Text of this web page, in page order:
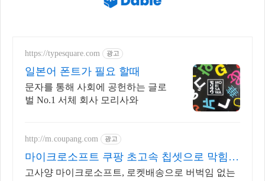
https://typesquare.com 광고
일본어 폰트가 필요 할때
문자를 통해 사회에 공헌하는 글로
벌 No.1 서체 회사 모리사와
http://m.coupang.com 광고
마이크로소프트 쿠팡 초고속 칩셋으로 막힘없
이
고사양 마이크로소프트, 로켓배송으로 버벅임 없는